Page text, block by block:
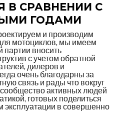
В СРАВНЕНИИ С
ГОДАМИ
и производим
мотоциклов, мы имеем
партии вносить
с учетом обратной
дилеров и
очень благодарны за
связь и рады что вокруг
активных людей
готовых поделиться
в совершенно